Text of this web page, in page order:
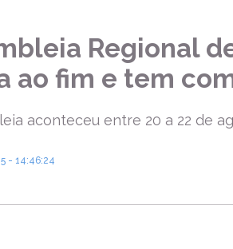
Regional
ao fim e tem
aconteceu entre 20 a 22 de
- 14:46:24